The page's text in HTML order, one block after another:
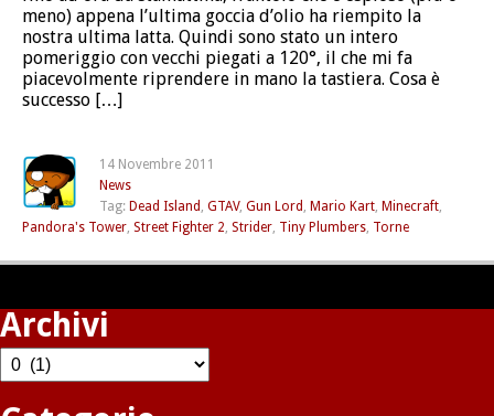
meno) appena l’ultima goccia d’olio ha riempito la
nostra ultima latta. Quindi sono stato un intero
pomeriggio con vecchi piegati a 120°, il che mi fa
piacevolmente riprendere in mano la tastiera. Cosa è
successo […]
14 Novembre 2011
News
Tag: Dead Island , GTAV, Gun Lord , Mario Kart, Minecraft,
Pandora's Tower, Street Fighter 2, Strider, Tiny Plumbers, Torne
Archivi
Archivi